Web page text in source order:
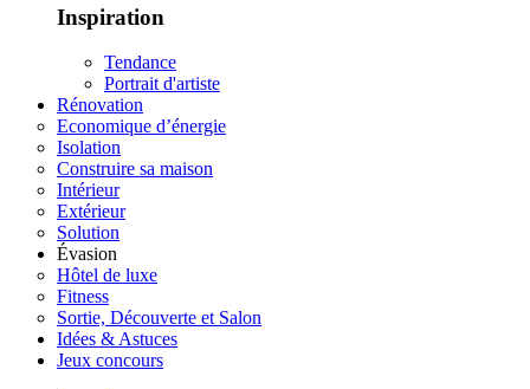
Inspiration
Tendance
Portrait d'artiste
Rénovation
Economique d’énergie
Isolation
Construire sa maison
Intérieur
Extérieur
Solution
Évasion
Hôtel de luxe
Fitness
Sortie, Découverte et Salon
Idées & Astuces
Jeux concours